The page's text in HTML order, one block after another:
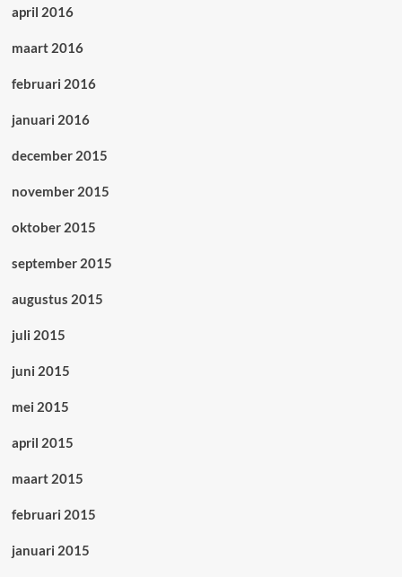
april 2016
maart 2016
februari 2016
januari 2016
december 2015
november 2015
oktober 2015
september 2015
augustus 2015
juli 2015
juni 2015
mei 2015
april 2015
maart 2015
februari 2015
januari 2015